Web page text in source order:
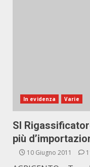
In evidenza Varie
SI
più
10 Giugno 2011